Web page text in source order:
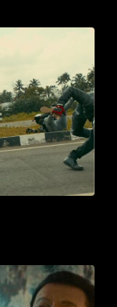
വക്കീൽ
ഗോപി..